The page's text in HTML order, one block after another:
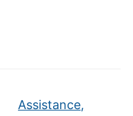
Assistance,